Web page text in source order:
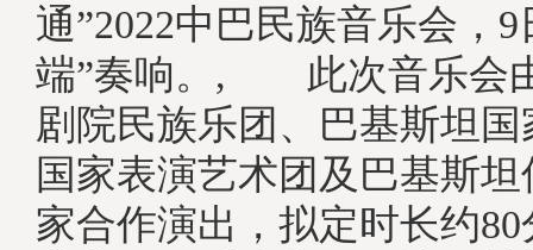
通”2022中巴民族音乐会，
端”奏响。, 此次音乐会
剧院民族乐团、巴基斯坦
国家表演艺术团及巴基斯
家合作演出，拟定时长约